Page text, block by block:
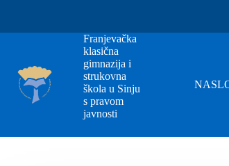
Franjevačka
klasična
gimnazija i
strukovna
škola u Sinju
s pravom
javnosti